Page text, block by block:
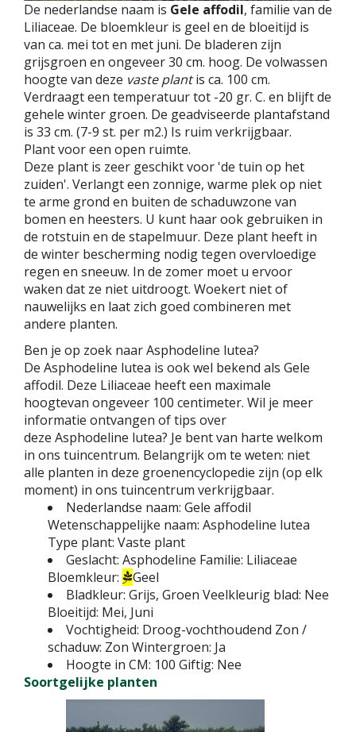
De nederlandse naam is Gele affodil, familie van de
Liliaceae. De bloemkleur is geel en de bloeitijd is
van ca. mei tot en met juni. De bladeren zijn
grijsgroen en ongeveer 30 cm. hoog. De volwassen
hoogte van deze vaste plantis ca. 100 cm.
Verdraagt een temperatuur tot -20 gr. C. en blijft de
gehele winter groen. De geadviseerde plantafstand
is 33 cm. (7-9 st. per m2.) Is ruim verkrijgbaar.
Plant voor een open ruimte.
Deze plant is zeer geschikt voor 'de tuin op het
zuiden'. Verlangt een zonnige, warme plek op niet
te arme grond en buiten de schaduwzone van
bomen en heesters. U kunt haar ook gebruiken in
de rotstuin en de stapelmuur. Deze plant heeft in
de winter bescherming nodig tegen overvloedige
regen en sneeuw. In de zomer moet u ervoor
waken dat ze niet uitdroogt. Woekert niet of
nauwelijks en laat zich goed combineren met
andere planten.
Ben je op zoek naar Asphodeline lutea?
De Asphodeline lutea is ook wel bekend als Gele
affodil. Deze Liliaceae heeft een maximale
hoogtevan ongeveer 100 centimeter. Wil je meer
informatie ontvangen of tips over
deze Asphodeline lutea? Je bent van harte welkom
in ons tuincentrum. Belangrijk om te weten: niet
alle planten in deze groenencyclopedie zijn (op elk
moment) in ons tuincentrum verkrijgbaar.
Nederlandse naam: Gele affodil
Wetenschappelijke naam: Asphodeline lutea
Type plant: Vaste plant
Geslacht: Asphodeline Familie: Liliaceae
Bloemkleur:
Geel
Bladkleur: Grijs, Groen Veelkleurig blad: Nee
Bloeitijd: Mei, Juni
Vochtigheid: Droog-vochthoudend Zon /
schaduw: Zon Wintergroen: Ja
Hoogte in CM: 100 Giftig: Nee
Soortgelijke planten